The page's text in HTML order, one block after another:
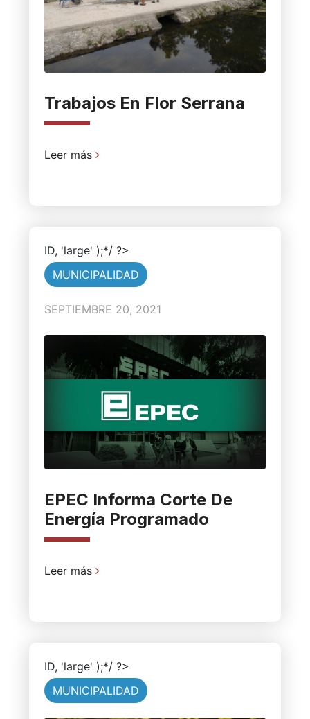
Trabajos En Flor Serrana
Leer más
ID, 'large' );*/ ?>
MUNICIPALIDAD
SEPTIEMBRE 20, 2021
EPEC Informa Corte De
Energía Programado
Leer más
ID, 'large' );*/ ?>
MUNICIPALIDAD